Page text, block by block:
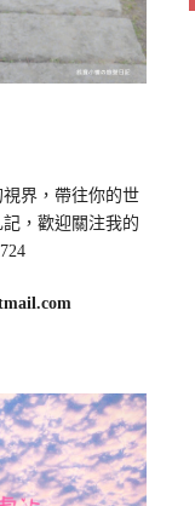
界，帶往你的世
，歡迎關注我的